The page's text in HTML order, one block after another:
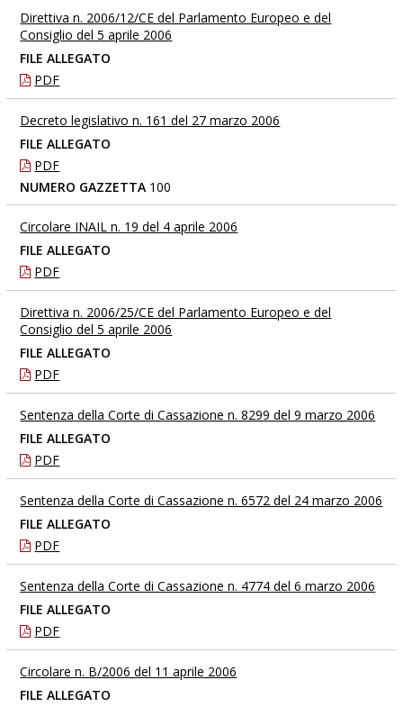
Direttiva n. 2006/12/CE del Parlamento Europeo e del
Consiglio del 5 aprile 2006
FILE ALLEGATO
PDF
Decreto legislativo n. 161 del 27 marzo 2006
FILE ALLEGATO
PDF
NUMERO GAZZETTA 100
Circolare INAIL n. 19 del 4 aprile 2006
FILE ALLEGATO
PDF
Direttiva n. 2006/25/CE del Parlamento Europeo e del
Consiglio del 5 aprile 2006
FILE ALLEGATO
PDF
Sentenza della Corte di Cassazione n. 8299 del 9 marzo 2006
FILE ALLEGATO
PDF
Sentenza della Corte di Cassazione n. 6572 del 24 marzo 2006
FILE ALLEGATO
PDF
Sentenza della Corte di Cassazione n. 4774 del 6 marzo 2006
FILE ALLEGATO
PDF
Circolare n. B/2006 del 11 aprile 2006
FILE ALLEGATO